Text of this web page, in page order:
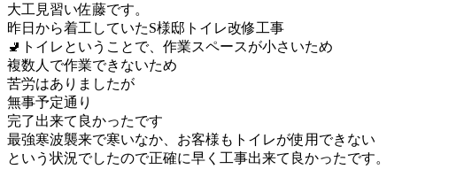
大工見習い佐藤です。
昨日から着工していたS様邸トイレ改修工事
🚽トイレということで、作業スペースが小さいため
複数人で作業できないため
苦労はありましたが
無事予定通り
完了出来て良かったです
最強寒波襲来で寒いなか、お客様もトイレが使用できない
という状況でしたので正確に早く工事出来て良かったです。